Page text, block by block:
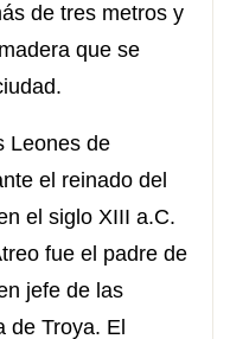
de tres metros y
que se
Leones de
el reinado del
el siglo XIII a.C.
fue el padre de
jefe de las
de Troya. El